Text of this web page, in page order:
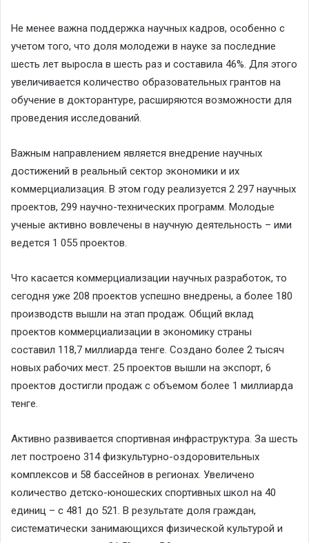
Не менее важна поддержка научных кадров, особенно с
учетом того, что доля молодежи в науке за последние
шесть лет выросла в шесть раз и составила 46%. Для этого
увеличивается количество образовательных грантов на
обучение в докторантуре, расширяются возможности для
проведения исследований.
Важным направлением является внедрение научных
достижений в реальный сектор экономики и их
коммерциализация. В этом году реализуется 2 297 научных
проектов, 299 научно-технических программ. Молодые
ученые активно вовлечены в научную деятельность – ими
ведется 1 055 проектов.
Что касается коммерциализации научных разработок, то
сегодня уже 208 проектов успешно внедрены, а более 180
производств вышли на этап продаж. Общий вклад
проектов коммерциализации в экономику страны
составил 118,7 миллиарда тенге. Создано более 2 тысяч
новых рабочих мест. 25 проектов вышли на экспорт, 6
проектов достигли продаж с объемом более 1 миллиарда
тенге.
Активно развивается спортивная инфраструктура. За шесть
лет построено 314 физкультурно-оздоровительных
комплексов и 58 бассейнов в регионах. Увеличено
количество детско-юношеских спортивных школ на 40
единиц – с 481 до 521. В результате доля граждан,
систематически занимающихся физической культурой и